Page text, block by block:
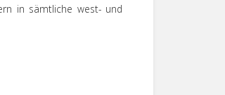
in sämtliche west- und